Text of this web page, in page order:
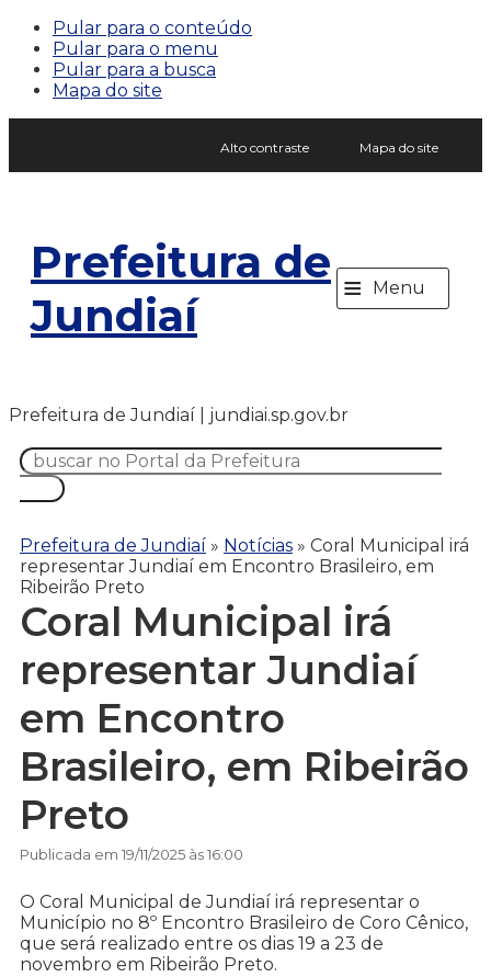
Pular para o conteúdo
Pular para o menu
Pular para a busca
Mapa do site
Alto contraste Mapa do site
Prefeitura de
Jundiaí
≡ Menu
Prefeitura de Jundiaí | jundiai.sp.gov.br
Prefeitura de Jundiaí » Notícias » Coral Municipal irá
representar Jundiaí em Encontro Brasileiro, em
Ribeirão Preto
Coral Municipal irá
representar Jundiaí
em Encontro
Brasileiro, em Ribeirão
Preto
Publicada em 19/11/2025 às 16:00
O Coral Municipal de Jundiaí irá representar o
Município no 8º Encontro Brasileiro de Coro Cênico,
que será realizado entre os dias 19 a 23 de
novembro em Ribeirão Preto.